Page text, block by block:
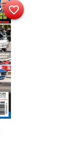
favorite_border